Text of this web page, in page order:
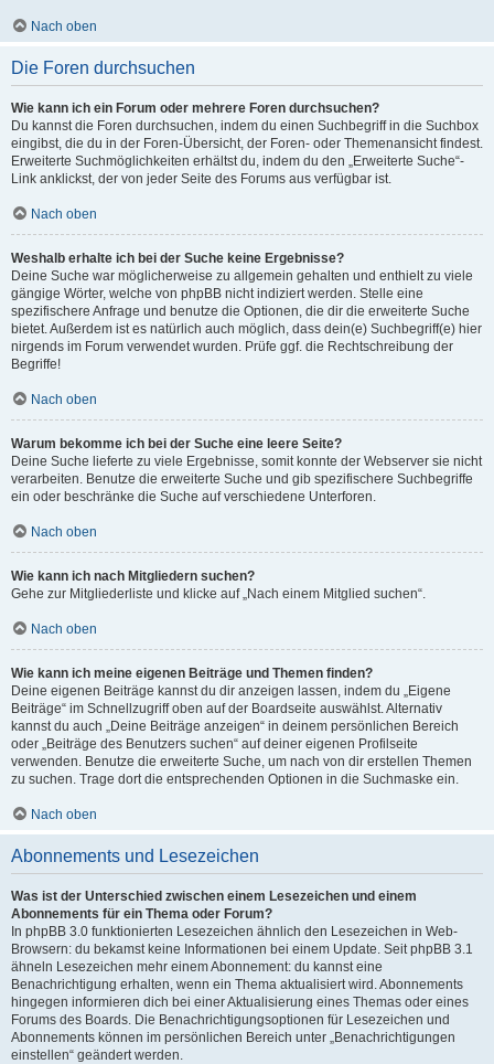
Nach oben
Die Foren durchsuchen
Wie kann ich ein Forum oder mehrere Foren durchsuchen?
Du kannst die Foren durchsuchen, indem du einen Suchbegriff in die Suchbox
eingibst, die du in der Foren-Übersicht, der Foren- oder Themenansicht findest.
Erweiterte Suchmöglichkeiten erhältst du, indem du den „Erweiterte Suche“-
Link anklickst, der von jeder Seite des Forums aus verfügbar ist.
Nach oben
Weshalb erhalte ich bei der Suche keine Ergebnisse?
Deine Suche war möglicherweise zu allgemein gehalten und enthielt zu viele
gängige Wörter, welche von phpBB nicht indiziert werden. Stelle eine
spezifischere Anfrage und benutze die Optionen, die dir die erweiterte Suche
bietet. Außerdem ist es natürlich auch möglich, dass dein(e) Suchbegriff(e) hier
nirgends im Forum verwendet wurden. Prüfe ggf. die Rechtschreibung der
Begriffe!
Nach oben
Warum bekomme ich bei der Suche eine leere Seite?
Deine Suche lieferte zu viele Ergebnisse, somit konnte der Webserver sie nicht
verarbeiten. Benutze die erweiterte Suche und gib spezifischere Suchbegriffe
ein oder beschränke die Suche auf verschiedene Unterforen.
Nach oben
Wie kann ich nach Mitgliedern suchen?
Gehe zur Mitgliederliste und klicke auf „Nach einem Mitglied suchen“.
Nach oben
Wie kann ich meine eigenen Beiträge und Themen finden?
Deine eigenen Beiträge kannst du dir anzeigen lassen, indem du „Eigene
Beiträge“ im Schnellzugriff oben auf der Boardseite auswählst. Alternativ
kannst du auch „Deine Beiträge anzeigen“ in deinem persönlichen Bereich
oder „Beiträge des Benutzers suchen“ auf deiner eigenen Profilseite
verwenden. Benutze die erweiterte Suche, um nach von dir erstellen Themen
zu suchen. Trage dort die entsprechenden Optionen in die Suchmaske ein.
Nach oben
Abonnements und Lesezeichen
Was ist der Unterschied zwischen einem Lesezeichen und einem
Abonnements für ein Thema oder Forum?
In phpBB 3.0 funktionierten Lesezeichen ähnlich den Lesezeichen in Web-
Browsern: du bekamst keine Informationen bei einem Update. Seit phpBB 3.1
ähneln Lesezeichen mehr einem Abonnement: du kannst eine
Benachrichtigung erhalten, wenn ein Thema aktualisiert wird. Abonnements
hingegen informieren dich bei einer Aktualisierung eines Themas oder eines
Forums des Boards. Die Benachrichtigungsoptionen für Lesezeichen und
Abonnements können im persönlichen Bereich unter „Benachrichtigungen
einstellen“ geändert werden.